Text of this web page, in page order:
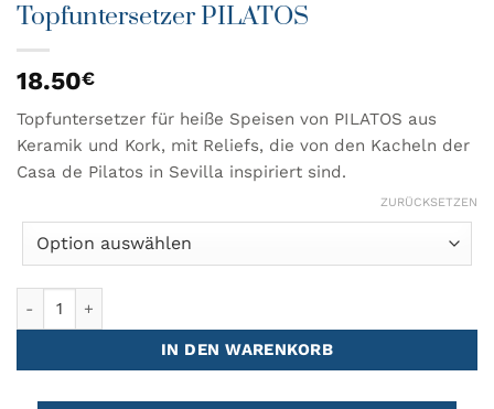
Topfuntersetzer PILATOS
18.50€
Topfuntersetzer für heiße Speisen von PILATOS aus
Keramik und Kork, mit Reliefs, die von den Kacheln der
Casa de Pilatos in Sevilla inspiriert sind.
ZURÜCKSETZEN
IN DEN WARENKORB